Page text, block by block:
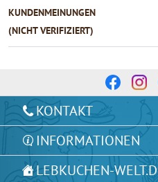
KUNDENMEINUNGEN
(NICHT VERIFIZIERT)
KONTAKT
INFORMATIONEN
LEBKUCHEN-